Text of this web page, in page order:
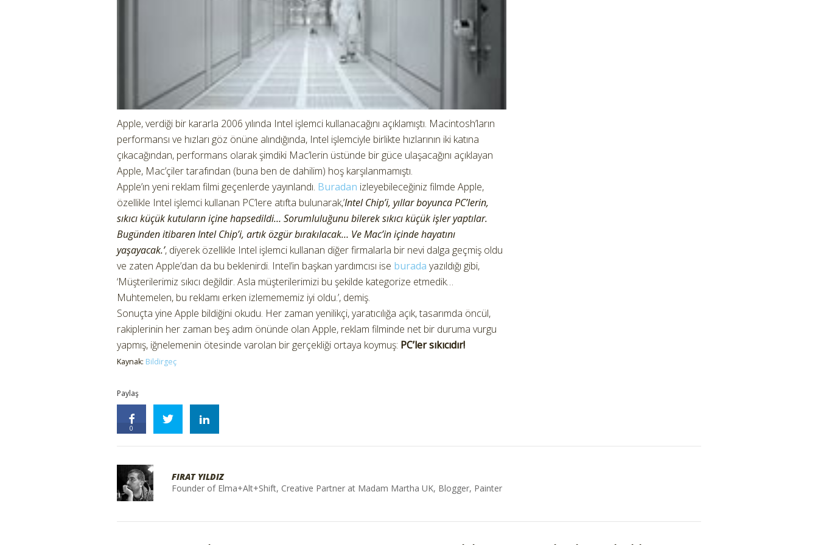
Apple, verdiği bir kararla 2006 yılında Intel işlemci kullanacağını açıklamıştı. Macintosh’ların
performansı ve hızları göz önüne alındığında, Intel işlemciyle birlikte hızlarının iki katına
çıkacağından, performans olarak şimdiki Mac’lerin üstünde bir güce ulaşacağını açıklayan
Apple, Mac’çiler tarafından (buna ben de dahilim) hoş karşılanmamıştı.
Apple’ın yeni reklam filmi geçenlerde yayınlandı. Buradan izleyebileceğiniz filmde Apple,
özellikle Intel işlemci kullanan PC’lere atıfta bulunarak,’Intel Chip’i, yıllar boyunca PC’lerin,
sıkıcı küçük kutuların içine hapsedildi… Sorumluluğunu bilerek sıkıcı küçük işler yaptılar.
Bugünden itibaren Intel Chip’i, artık özgür bırakılacak… Ve Mac’in içinde hayatını
yaşayacak.’, diyerek özellikle Intel işlemci kullanan diğer firmalarla bir nevi dalga geçmiş oldu
ve zaten Apple’dan da bu beklenirdi. Intel’in başkan yardımcısı ise burada yazıldığı gibi,
‘Müşterilerimiz sıkıcı değildir. Asla müşterilerimizi bu şekilde kategorize etmedik…
Muhtemelen, bu reklamı erken izlemememiz iyi oldu.’, demiş.
Sonuçta yine Apple bildiğini okudu. Her zaman yenilikçi, yaratıcılığa açık, tasarımda öncül,
rakiplerinin her zaman beş adım önünde olan Apple, reklam filminde net bir duruma vurgu
yapmış, iğnelemenin ötesinde varolan bir gerçekliği ortaya koymuş: PC’ler sıkıcıdır!
Kaynak: Bildirgeç
Paylaş
0
FIRAT YILDIZ
Founder of Elma+Alt+Shift, Creative Partner at Madam Martha UK, Blogger, Painter